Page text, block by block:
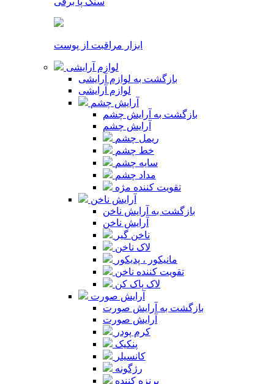
ابزار مراقبت از پوست
لوازم آرایشی
بازگشت به لوازم آرایشی
لوازم آرایشی
آرایش چشم
بازگشت به آرایش چشم
آرایش چشم
ریمل چشم
خط چشم
سایه چشم
مداد چشم
تقویت کننده مژه
آرایش ناخن
بازگشت به آرایش ناخن
آرایش ناخن
ناخن گیر
لاک ناخن
مانیکور ، پدیکور
تقویت کننده ناخن
لاک پاک کن
آرایش صورت
بازگشت به آرایش صورت
آرایش صورت
کرم پودر
پنکیک
کانسیلر
رژگونه
برنزه کننده